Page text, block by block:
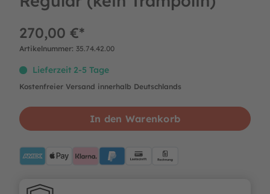
270,00 €*
Artikelnummer: 35.74.42.00
Lieferzeit 2-5 Tage
Kostenfreier Versand innerhalb Deutschlands
In den Warenkorb
ApplePayKlarna PayPalBlueLastschrift